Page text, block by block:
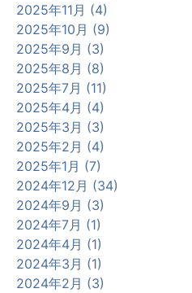
2025年11月 (4)
2025年10月 (9)
2025年9月 (3)
2025年8月 (8)
2025年7月 (11)
2025年4月 (4)
2025年3月 (3)
2025年2月 (4)
2025年1月 (7)
2024年12月 (34)
2024年9月 (3)
2024年7月 (1)
2024年4月 (1)
2024年3月 (1)
2024年2月 (3)